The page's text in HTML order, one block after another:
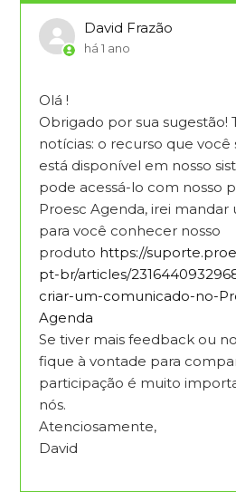
David Frazão
há 1 ano
Olá !
Obrigado por sua sugestão!
notícias: o recurso que você
está disponível em nosso
pode acessá-lo com nosso
Proesc Agenda, irei mandar
para você conhecer nosso
produto https://
pt-br/articles/
criar-um-comunicado-no-
Agenda
Se tiver mais feedback ou
fique à vontade para
participação é muito
nós.
Atenciosamente,
David